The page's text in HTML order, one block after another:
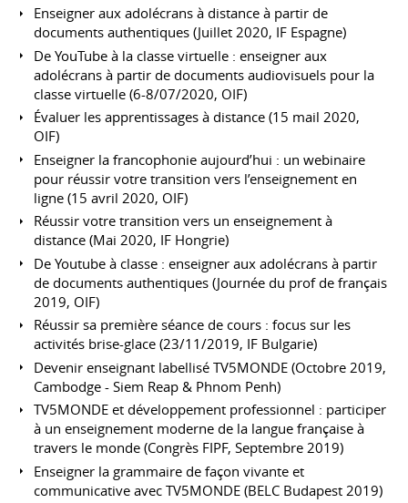
Enseigner aux adolécrans à distance à partir de
documents authentiques (Juillet 2020, IF Espagne)
De YouTube à la classe virtuelle : enseigner aux
adolécrans à partir de documents audiovisuels pour la
classe virtuelle (6-8/07/2020, OIF)
Évaluer les apprentissages à distance (15 mail 2020,
OIF)
Enseigner la francophonie aujourd’hui : un webinaire
pour réussir votre transition vers l’enseignement en
ligne (15 avril 2020, OIF)
Réussir votre transition vers un enseignement à
distance (Mai 2020, IF Hongrie)
De Youtube à classe : enseigner aux adolécrans à partir
de documents authentiques (Journée du prof de français
2019, OIF)
Réussir sa première séance de cours : focus sur les
activités brise-glace (23/11/2019, IF Bulgarie)
Devenir enseignant labellisé TV5MONDE (Octobre 2019,
Cambodge - Siem Reap & Phnom Penh)
TV5MONDE et développement professionnel : participer
à un enseignement moderne de la langue française à
travers le monde (Congrès FIPF, Septembre 2019)
Enseigner la grammaire de façon vivante et
communicative avec TV5MONDE (BELC Budapest 2019)